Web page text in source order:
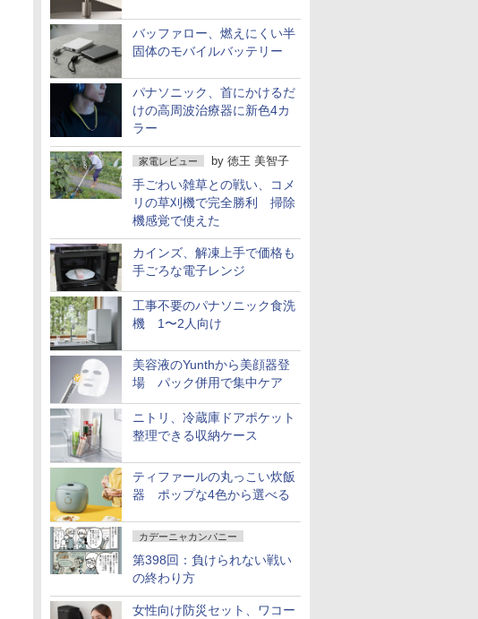
バッファロー、燃えにくい半
固体のモバイルバッテリー
パナソニック、首にかけるだ
けの高周波治療器に新色4カ
ラー
家電レビュー by 徳王 美智子
手ごわい雑草との戦い、コメ
リの草刈機で完全勝利 掃除
機感覚で使えた
カインズ、解凍上手で価格も
手ごろな電子レンジ
工事不要のパナソニック食洗
機 1〜2人向け
美容液のYunthから美顔器登
場 パック併用で集中ケア
ニトリ、冷蔵庫ドアポケット
整理できる収納ケース
ティファールの丸っこい炊飯
器 ポップな4色から選べる
カデーニャカンパニー
第398回：負けられない戦い
の終わり方
女性向け防災セット、ワコー